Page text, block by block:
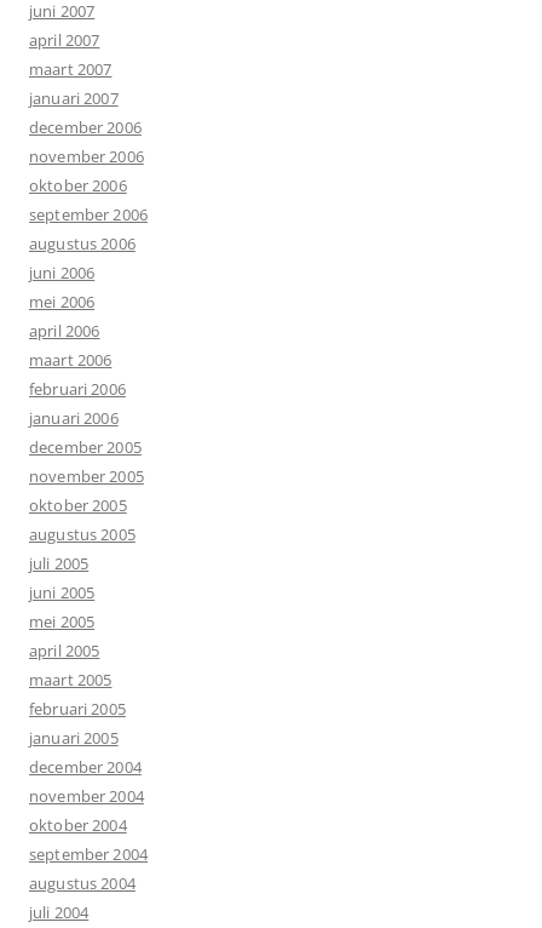
juni 2007
april 2007
maart 2007
januari 2007
december 2006
november 2006
oktober 2006
september 2006
augustus 2006
juni 2006
mei 2006
april 2006
maart 2006
februari 2006
januari 2006
december 2005
november 2005
oktober 2005
augustus 2005
juli 2005
juni 2005
mei 2005
april 2005
maart 2005
februari 2005
januari 2005
december 2004
november 2004
oktober 2004
september 2004
augustus 2004
juli 2004